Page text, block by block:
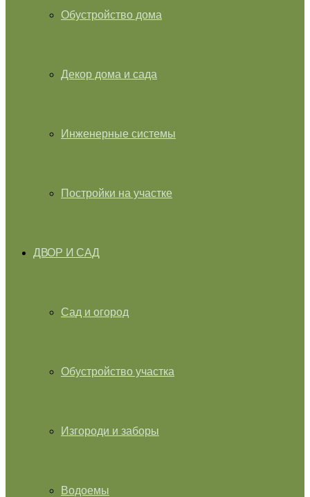
Обустройство дома
Декор дома и сада
Инженерные системы
Постройки на участке
ДВОР И САД
Сад и огород
Обустройство участка
Изгороди и заборы
Водоемы